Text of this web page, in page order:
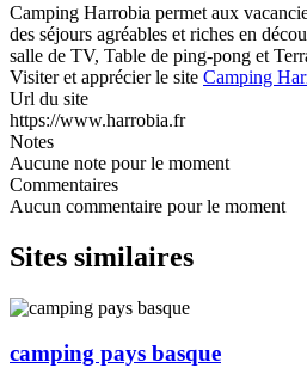
Camping Harrobia permet aux
des séjours agréables et riches en
salle de TV, Table de ping-pong et
Visiter et apprécier le site Camping
Url du site
https://www.harrobia.fr
Notes
Aucune note pour le moment
Commentaires
Aucun commentaire pour le moment
Sites similaires
camping pays basque